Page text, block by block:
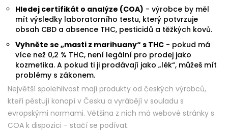
Hledej certifikát o analýze (COA) - výrobce by měl
mít výsledky laboratorního testu, který potvrzuje
obsah CBD a absence THC, pesticidů a těžkých kovů.
Vyhněte se „masti z marihuany“ s THC - pokud má
více než 0,2 % THC, není legální pro prodej jako
kozmetika. A pokud ti ji prodávají jako „lék“, můžeš mít
problémy s zákonem.
Největší spolehlivost mají produkty od českých výrobců,
kteří pěstují konopí v Česku a vyrábějí v souladu s
evropskými normami. Většina z nich má webové stránky s
COA k dispozici - stačí se podívat.